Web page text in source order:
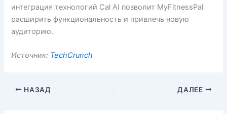
интеграция технологий Cal AI позволит MyFitnessPal
расширить функциональность и привлечь новую
аудиторию.
Источник: TechCrunch
НАЗАД ДАЛЕЕ